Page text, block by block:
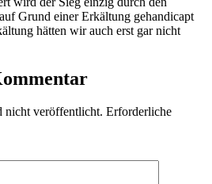
Grund einer Erkältung gehandicapt
hätten wir auch erst gar nicht
nicht veröffentlicht. Erforderliche